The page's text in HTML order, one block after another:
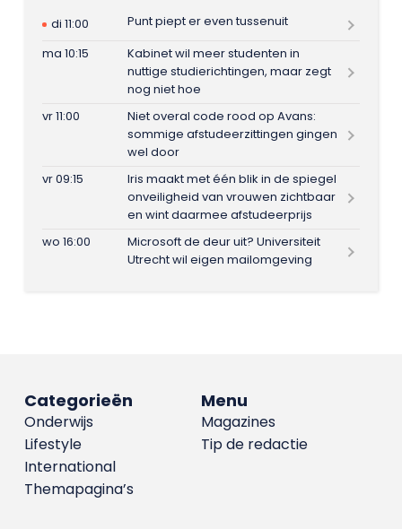
di 11:00
Punt piept er even tussenuit
ma 10:15
Kabinet wil meer studenten in
nuttige studierichtingen, maar zegt
nog niet hoe
vr 11:00
Niet overal code rood op Avans:
sommige afstudeerzittingen gingen
wel door
vr 09:15
Iris maakt met één blik in de spiegel
onveiligheid van vrouwen zichtbaar
en wint daarmee afstudeerprijs
wo 16:00
Microsoft de deur uit? Universiteit
Utrecht wil eigen mailomgeving
Menu
Magazines
Tip de redactie
Categorieën
Onderwijs
Lifestyle
International
Themapagina’s